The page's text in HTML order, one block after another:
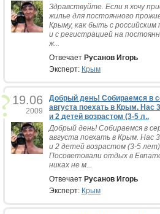
Здравствуйте. Если я хочу
жилье для постоянного
Крыму, как быть с
и с регистрацией на
ж...
Отвечает Русанов Игорь
Эксперт: Крым
19.06
2009
Добрый день! Собираемся в
августа поехать в Крым. Нас
и 2 детей возрастом (3-5 л..
Добрый день! Собираемся в
августа поехать в Крым. Нас
и 2 детей возрастом (3-5
Посоветовали отдых в
никах не м...
Отвечает Русанов Игорь
Эксперт: Крым